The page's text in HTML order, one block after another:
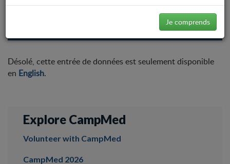
Je comprends
Désolé, cette entrée de données est seulement disponible
en English.
Explore CampMed
Volunteer with CampMed
CampMed 2026